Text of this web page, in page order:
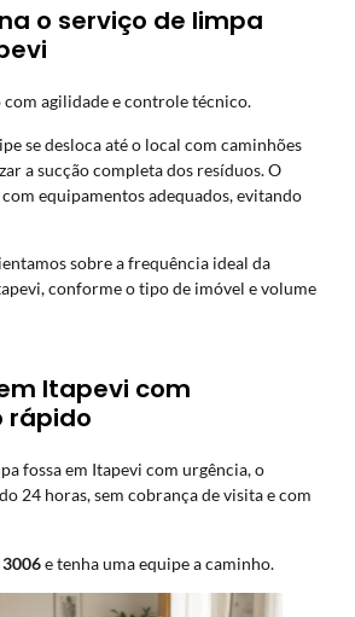
o serviço de limpa
agilidade e controle técnico.
se desloca até o local com caminhões
a sucção completa dos resíduos. O
equipamentos adequados, evitando
sobre a frequência ideal da
conforme o tipo de imóvel e volume
Itapevi com
rápido
fossa em Itapevi com urgência, o
24 horas, sem cobrança de visita e com
e tenha uma equipe a caminho.